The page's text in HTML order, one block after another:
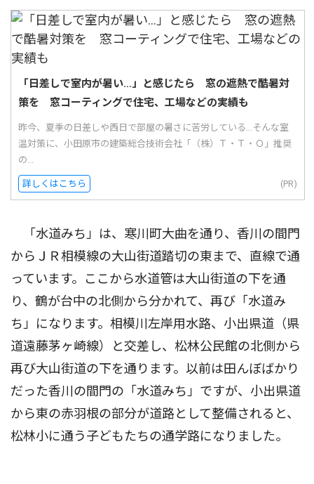
「日差しで室内が暑い…」と感じたら 窓の遮熱で酷暑対
策を 窓コーティングで住宅、工場などの実績も
昨今、夏季の日差しや西日で部屋の暑さに苦労している...そんな室
温対策に、小田原市の建築総合技術会社「（株）Ｔ・Ｔ・Ｏ」推奨
の...
詳しくはこちら (PR)
「水道みち」は、寒川町大曲を通り、香川の間門
からＪＲ相模線の大山街道踏切の東まで、直線で通
っています。ここから水道管は大山街道の下を通
り、鶴が台中の北側から分かれて、再び「水道み
ち」になります。相模川左岸用水路、小出県道（県
道遠藤茅ヶ崎線）と交差し、松林公民館の北側から
再び大山街道の下を通ります。以前は田んぼばかり
だった香川の間門の「水道みち」ですが、小出県道
から東の赤羽根の部分が道路として整備されると、
松林小に通う子どもたちの通学路になりました。